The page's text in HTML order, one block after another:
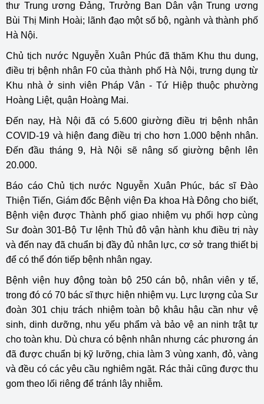
thư Trung ương Đảng, Trưởng Ban Dân vận Trung ương
Bùi Thị Minh Hoài; lãnh đạo một số bộ, ngành và thành phố
Hà Nội.
Chủ tịch nước Nguyễn Xuân Phúc đã thăm Khu thu dung,
điều trị bệnh nhân F0 của thành phố Hà Nội, trưng dụng từ
Khu nhà ở sinh viên Pháp Vân - Tứ Hiệp thuộc phường
Hoàng Liệt, quận Hoàng Mai.
Đến nay, Hà Nội đã có 5.600 giường điều trị bệnh nhân
COVID-19 và hiện đang điều trị cho hơn 1.000 bệnh nhân.
Đến đầu tháng 9, Hà Nội sẽ nâng số giường bệnh lên
20.000.
Báo cáo Chủ tịch nước Nguyễn Xuân Phúc, bác sĩ Đào
Thiện Tiến, Giám đốc Bệnh viện Đa khoa Hà Đông cho biết,
Bệnh viện được Thành phố giao nhiệm vụ phối hợp cùng
Sư đoàn 301-Bộ Tư lệnh Thủ đô vận hành khu điều trị này
và đến nay đã chuẩn bị đầy đủ nhân lực, cơ sở trang thiết bị
để có thể đón tiếp bệnh nhân ngay.
Bệnh viện huy động toàn bộ 250 cán bộ, nhân viên y tế,
trong đó có 70 bác sĩ thực hiện nhiệm vụ. Lực lượng của Sư
đoàn 301 chịu trách nhiệm toàn bộ khâu hậu cần như vệ
sinh, dinh dưỡng, nhu yếu phẩm và bảo vệ an ninh trật tự
cho toàn khu. Dù chưa có bệnh nhân nhưng các phương án
đã được chuẩn bị kỹ lưỡng, chia làm 3 vùng xanh, đỏ, vàng
và đều có các yêu cầu nghiêm ngặt. Rác thải cũng được thu
gom theo lối riêng để tránh lây nhiễm.